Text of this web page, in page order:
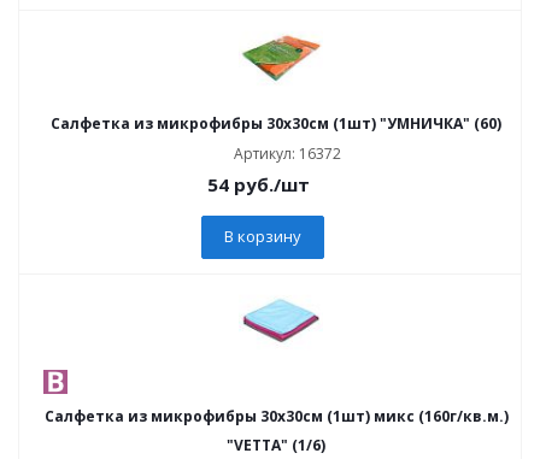
Салфетка из микрофибры 30x30см (1шт) "УМНИЧКА" (60)
Артикул: 16372
54руб./шт
В корзину
Салфетка из микрофибры 30x30см (1шт) микс (160г/кв.м.)
"VETTA" (1/6)